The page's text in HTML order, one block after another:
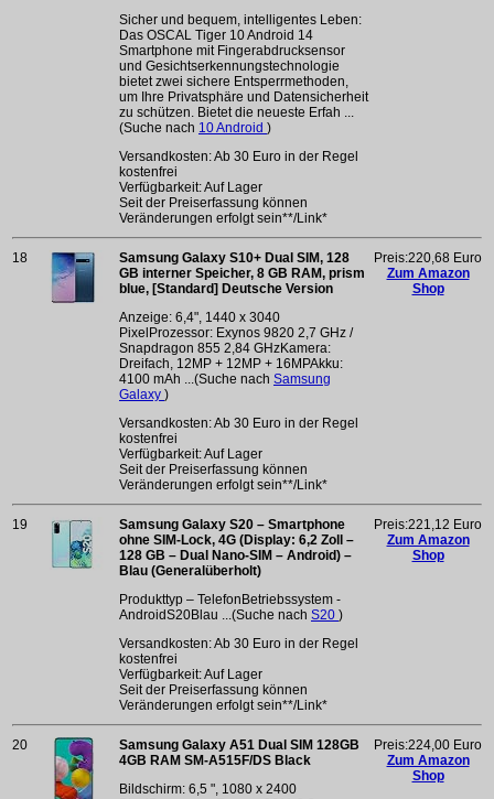
Sicher und bequem, intelligentes Leben:
Das OSCAL Tiger 10 Android 14
Smartphone mit Fingerabdrucksensor
und Gesichtserkennungstechnologie
bietet zwei sichere Entsperrmethoden,
um Ihre Privatsphäre und Datensicherheit
zu schützen. Bietet die neueste Erfah ...
(Suche nach 10 Android )
Versandkosten: Ab 30 Euro in der Regel
kostenfrei
Verfügbarkeit: Auf Lager
Seit der Preiserfassung können
Veränderungen erfolgt sein**/Link*
18
Samsung Galaxy S10+ Dual SIM, 128
GB interner Speicher, 8 GB RAM, prism
blue, [Standard] Deutsche Version
Anzeige: 6,4", 1440 x 3040
PixelProzessor: Exynos 9820 2,7 GHz /
Snapdragon 855 2,84 GHzKamera:
Dreifach, 12MP + 12MP + 16MPAkku:
4100 mAh ...(Suche nach Samsung
Galaxy )
Versandkosten: Ab 30 Euro in der Regel
kostenfrei
Verfügbarkeit: Auf Lager
Seit der Preiserfassung können
Veränderungen erfolgt sein**/Link*
Preis:220,68 Euro
Zum Amazon
Shop
19
Samsung Galaxy S20 – Smartphone
ohne SIM-Lock, 4G (Display: 6,2 Zoll –
128 GB – Dual Nano-SIM – Android) –
Blau (Generalüberholt)
Produkttyp – TelefonBetriebssystem -
AndroidS20Blau ...(Suche nach S20 )
Versandkosten: Ab 30 Euro in der Regel
kostenfrei
Verfügbarkeit: Auf Lager
Seit der Preiserfassung können
Veränderungen erfolgt sein**/Link*
Preis:221,12 Euro
Zum Amazon
Shop
20
Samsung Galaxy A51 Dual SIM 128GB
4GB RAM SM-A515F/DS Black
Bildschirm: 6,5 ", 1080 x 2400
Preis:224,00 Euro
Zum Amazon
Shop